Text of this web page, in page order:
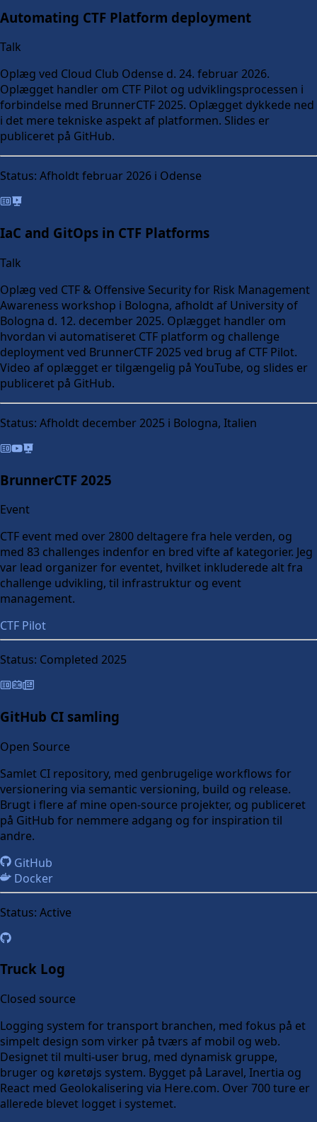
Automating CTF Platform deployment
Talk
Oplæg ved Cloud Club Odense d. 24. februar 2026.
Oplægget handler om CTF Pilot og udviklingsprocessen i
forbindelse med BrunnerCTF 2025. Oplægget dykkede ned
i det mere tekniske aspekt af platformen. Slides er
publiceret på GitHub.
Status: Afholdt februar 2026 i Odense
IaC and GitOps in CTF Platforms
Talk
Oplæg ved CTF & Offensive Security for Risk Management
Awareness workshop i Bologna, afholdt af University of
Bologna d. 12. december 2025. Oplægget handler om
hvordan vi automatiseret CTF platform og challenge
deployment ved BrunnerCTF 2025 ved brug af CTF Pilot.
Video af oplægget er tilgængelig på YouTube, og slides er
publiceret på GitHub.
Status: Afholdt december 2025 i Bologna, Italien
BrunnerCTF 2025
Event
CTF event med over 2800 deltagere fra hele verden, og
med 83 challenges indenfor en bred vifte af kategorier. Jeg
var lead organizer for eventet, hvilket inkluderede alt fra
challenge udvikling, til infrastruktur og event
management.
CTF Pilot
Status: Completed 2025
GitHub CI samling
Open Source
Samlet CI repository, med genbrugelige workflows for
versionering via semantic versioning, build og release.
Brugt i flere af mine open-source projekter, og publiceret
på GitHub for nemmere adgang og for inspiration til
andre.
GitHub
Docker
Status: Active
Truck Log
Closed source
Logging system for transport branchen, med fokus på et
simpelt design som virker på tværs af mobil og web.
Designet til multi-user brug, med dynamisk gruppe,
bruger og køretøjs system. Bygget på Laravel, Inertia og
React med Geolokalisering via Here.com. Over 700 ture er
allerede blevet logget i systemet.